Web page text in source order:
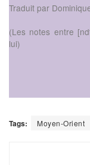
Traduit par
(Les notes entre
lui)
Tags: Moyen-Orient